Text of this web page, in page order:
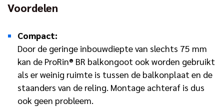
Voordelen
Compact:
Door de geringe inbouwdiepte van slechts 75 mm
kan de ProRin® BR balkongoot ook worden gebruikt
als er weinig ruimte is tussen de balkonplaat en de
staanders van de reling. Montage achteraf is dus
ook geen probleem.